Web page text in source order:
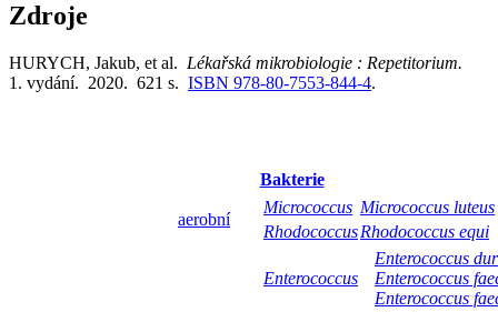
Zdroje
HURYCH, Jakub, et al. Lékařská mikrobiologie : Repetitorium.
1. vydání. 2020. 621 s. ISBN 978-80-7553-844-4.
Bakterie
aerobní
Micrococcus Micrococcus luteus
RhodococcusRhodococcus equi
Enterococcus
Enterococcus
Enterococcus
Enterococcus